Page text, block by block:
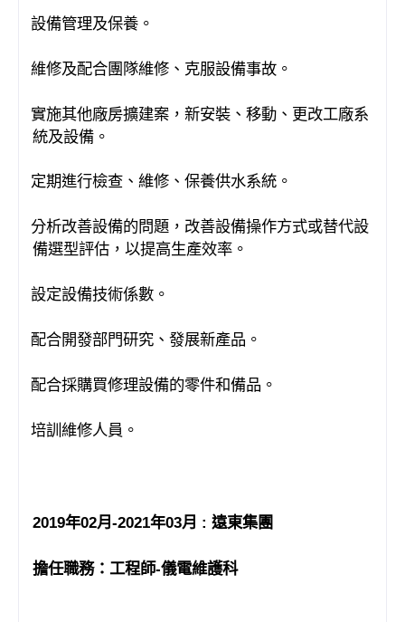
設備管理及保養 。
維修及配合團隊維修、克服設備事故。
實施其他廠房擴建案，新安裝、移動、更改工廠系
統及設備。
定期進行檢查 、 維修 、 保養供水系統 。
分析改善設備的問題，改善設備操作方式或替代設
備選型評估 ， 以提高生產效率。
設定設備技術係數。
配合開發部門研究 、 發展新產品。
配合採購買修理設備的零件和備品。
培訓維修人員。
2019年02月 -2021年03月 : 遠東集團
擔任職務：工程師-儀電維護科